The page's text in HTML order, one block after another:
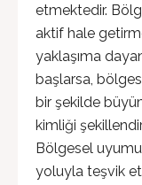
etmektedir.
aktif hale
yaklaşıma
başlarsa,
bir şekilde
kimliği
Bölgesel
yoluyla teşvik